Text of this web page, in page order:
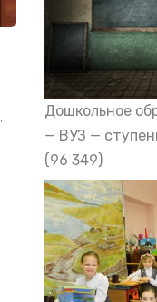
Дошкольное
— ВУЗ —
(96 349)